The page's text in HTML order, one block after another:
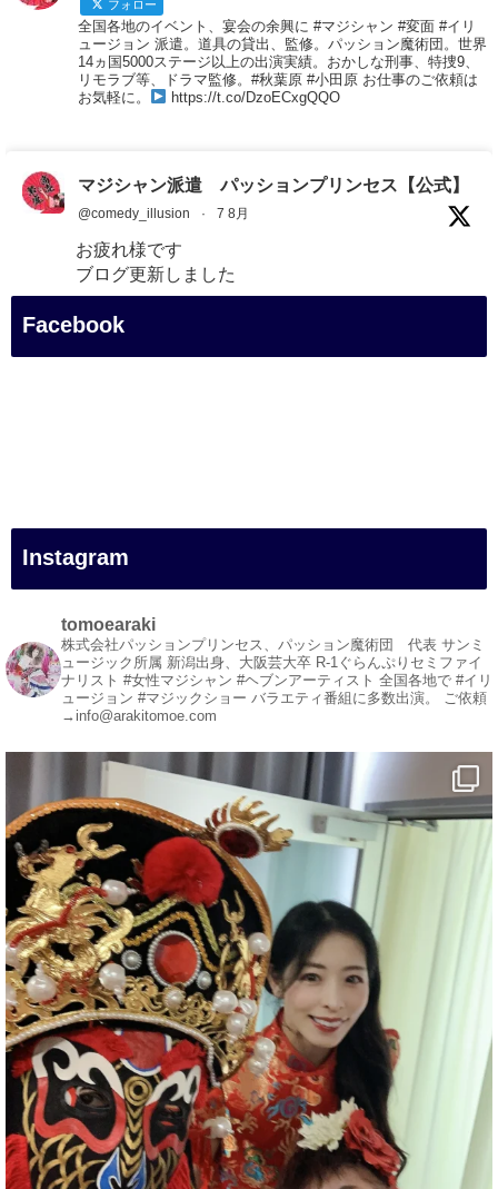
フォロー
全国各地のイベント、宴会の余興に #マジシャン #変面 #イリ
ュージョン 派遣。道具の貸出、監修。パッション魔術団。世界
14ヵ国5000ステージ以上の出演実績。おかしな刑事、特捜9、
リモラブ等、ドラマ監修。#秋葉原 #小田原 お仕事のご依頼は
お気軽に。
https://t.co/DzoECxgQQO
マジシャン派遣 パッションプリンセス【公式】
@comedy_illusion · 7 8月
お疲れ様です
ブログ更新しました
「マジシャン和歌山旅 白浜町・円月島」
#白浜町
#変面ショー
#イベント
#宴会
#余興
1 5 X
マジシャン派遣 パッションプリンセス【公式】
@comedy_illusion · 7 8月
お疲れ様です
YouTubeを更新しました
https://youtu.be/9sHKhUQBmUE @YouTube
#企業公式がお疲れ様を言い合う
#チャンネル登録おねがいします
#愛媛県
#新居浜市
#マイントピア別子
#泉寿亭
#有形文化財
#四国
#愛媛観光
#旅行
Facebook
Instagram
tomoearaki
株式会社パッションプリンセス、パッション魔術団 代表 サンミ
ュージック所属 新潟出身、大阪芸大卒 R-1ぐらんぷりセミファイ
ナリスト #女性マジシャン #ヘブンアーティスト 全国各地で #イリ
ュージョン #マジックショー バラエティ番組に多数出演。 ご依頼
→info@arakitomoe.com